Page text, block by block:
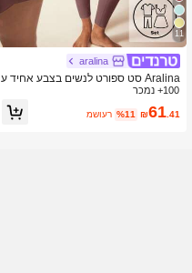
11
aralina
Aralina סט ספורט לנשים בצבע אחיד ע
ם טופ קרופ מקוצר מקומט וטייץ, ל אימון,
לחדר כושר, לקיץ, ליומיום, תלבושת מערי
ץ גביע העולם
100+ נמכר
₪61.41
%11 משוער